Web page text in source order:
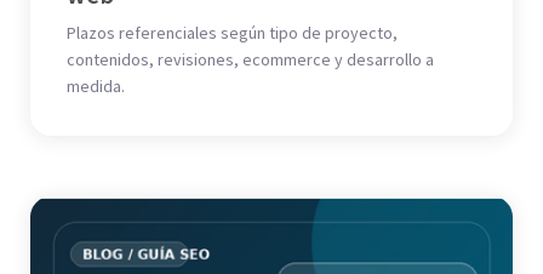
Plazos referenciales según tipo de proyecto,
contenidos, revisiones, ecommerce y desarrollo a
medida.